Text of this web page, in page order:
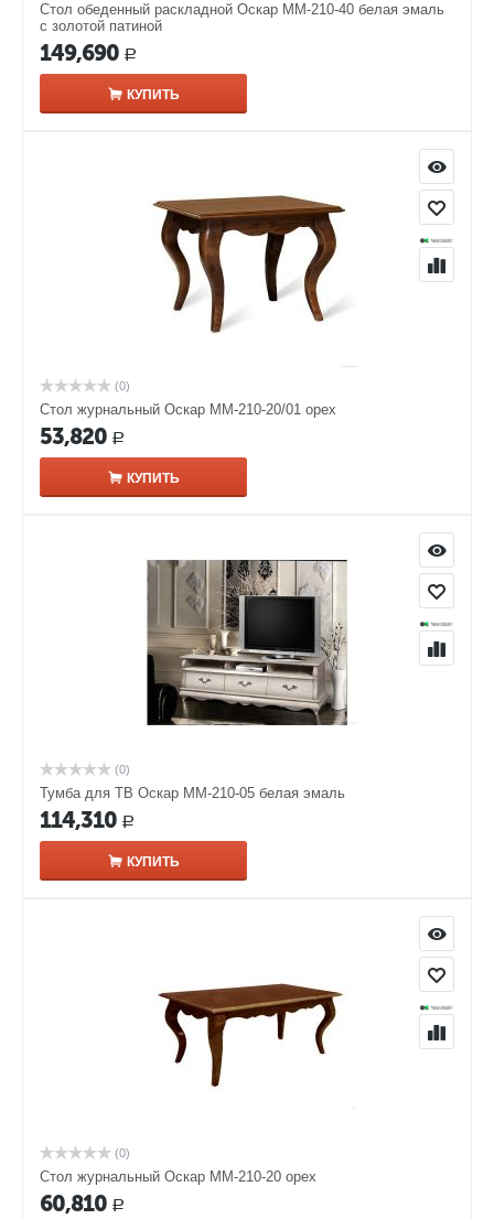
Стол обеденный раскладной Оскар ММ-210-40 белая эмаль
с золотой патиной
149,690 Р
КУПИТЬ
(0)
Стол журнальный Оскар ММ-210-20/01 орех
53,820 Р
КУПИТЬ
(0)
Тумба для ТВ Оскар ММ-210-05 белая эмаль
114,310 Р
КУПИТЬ
(0)
Стол журнальный Оскар ММ-210-20 орех
60,810 Р